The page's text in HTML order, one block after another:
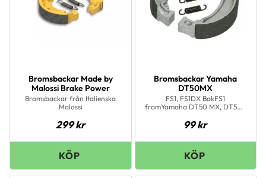
Bromsbackar Made by
Malossi Brake Power
Bromsbackar från Italienska
Malossi
299kr
Bromsbackar Yamaha
DT50MX
FS1, FS1DX BakFS1
framYamaha DT50 MX, DT50R
fram Yamaha Neos bak
99kr